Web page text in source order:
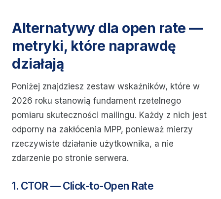
Alternatywy dla open rate —
metryki, które naprawdę
działają
Poniżej znajdziesz zestaw wskaźników, które w
2026 roku stanowią fundament rzetelnego
pomiaru skuteczności mailingu. Każdy z nich jest
odporny na zakłócenia MPP, ponieważ mierzy
rzeczywiste działanie użytkownika, a nie
zdarzenie po stronie serwera.
1. CTOR — Click-to-Open Rate